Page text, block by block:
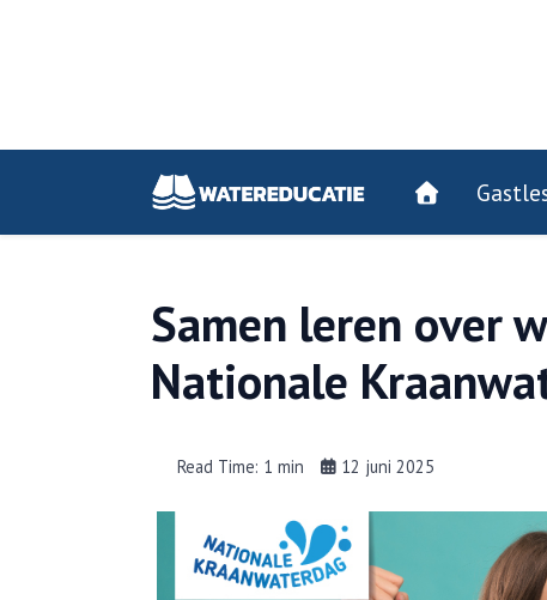
Samen leren over
Nationale
Read Time: 1 min 12 juni 2025